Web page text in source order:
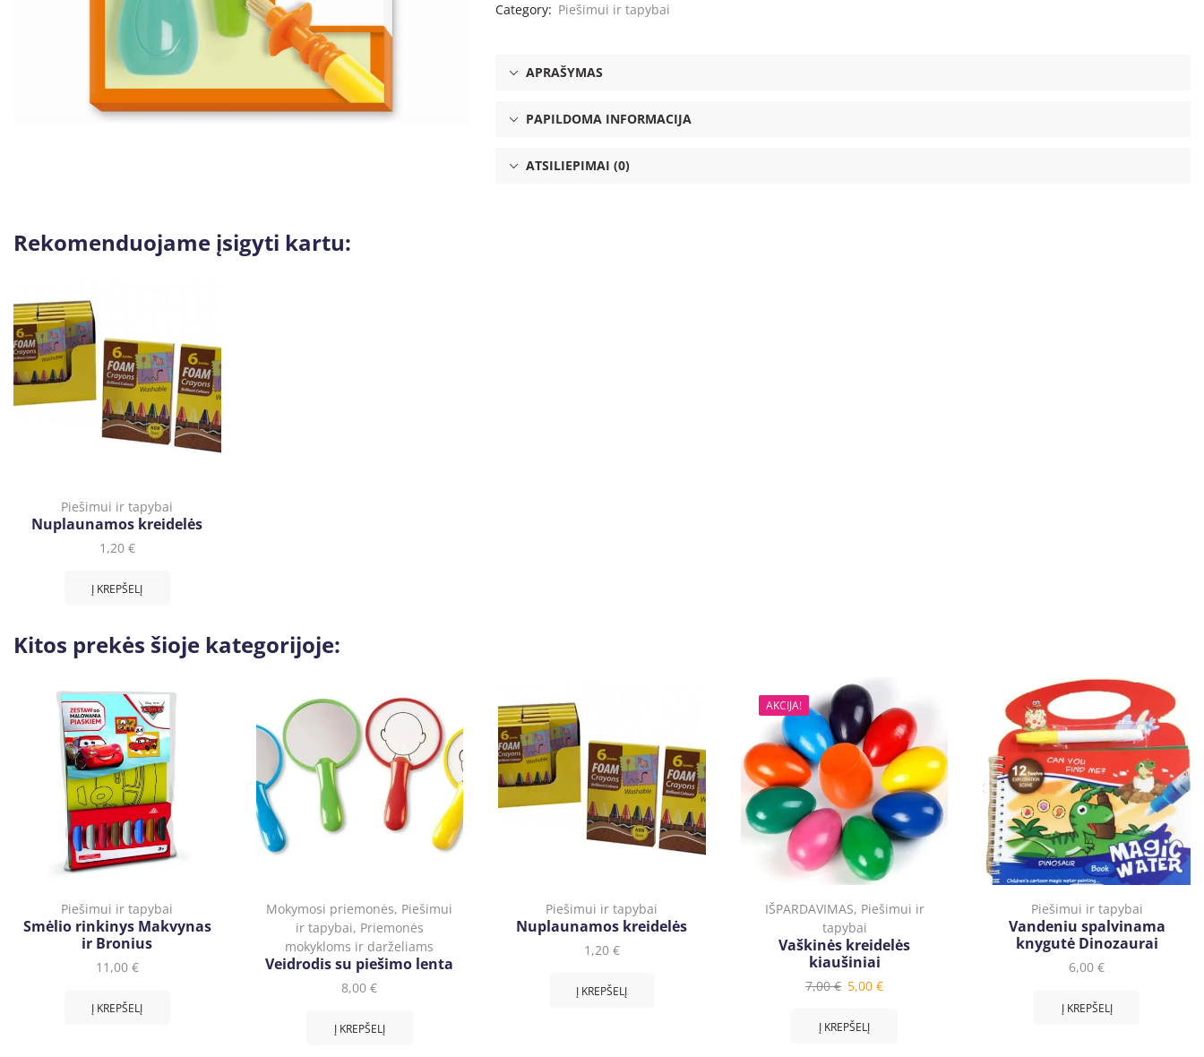
Category: Piešimui ir tapybai
APRAŠYMAS
PAPILDOMA INFORMACIJA
ATSILIEPIMAI (0)
Rekomenduojame įsigyti kartu:
Piešimui ir tapybai
Nuplaunamos kreidelės
1,20 €
Į KREPŠELĮ
Kitos prekės šioje kategorijoje:
Piešimui ir tapybai
Smėlio rinkinys Makvynas
ir Bronius
11,00 €
Į KREPŠELĮ
Mokymosi priemonės, Piešimui
ir tapybai, Priemonės
mokykloms ir darželiams
Veidrodis su piešimo lenta
8,00€
Į KREPŠELĮ
Piešimui ir tapybai
Nuplaunamos kreidelės
1,20 €
Į KREPŠELĮ
AKCIJA!
IŠPARDAVIMAS, Piešimui ir
tapybai
Vaškinės kreidelės
kiaušiniai
7,00€ 5,00€
Į KREPŠELĮ
Piešimui ir tapybai
Vandeniu spalvinama
knygutė Dinozaurai
6,00€
Į KREPŠELĮ